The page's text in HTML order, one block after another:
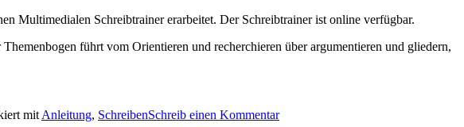
Multimedialen Schreibtrainer erarbeitet. Der Schreibtrainer ist online verfügbar.
führt vom Orientieren und recherchieren über argumentieren und gliedern,
mit Anleitung, SchreibenSchreib einen Kommentar